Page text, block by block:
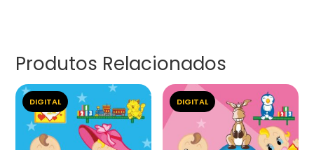
Produtos Relacionados
DIGITAL DIGITAL